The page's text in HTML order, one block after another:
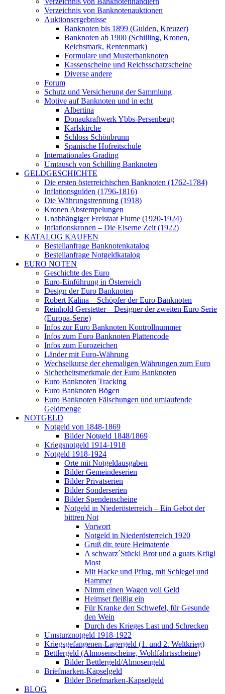
Verzeichnis von Banknotenauktionen
Auktionsergebnisse
Banknoten bis 1899 (Gulden, Kreuzer)
Banknoten ab 1900 (Schilling, Kronen,
Reichsmark, Rentenmark)
Formulare und Musterbanknoten
Kassenscheine und Reichsschatzscheine
Diverse andere
Forum
Schutz und Versicherung der Sammlung
Motive auf Banknoten und in echt
Albertina
Donaukraftwerk Ybbs-Persenbeug
Karlskirche
Schloss Schönbrunn
Spanische Hofreitschule
Internationales Grading
Umtausch von Schilling Banknoten
GELDGESCHICHTE
Die ersten österreichischen Banknoten (1762-1784)
Inflationsgulden (1796-1816)
Die Währungstrennung (1918)
Kronen Abstempelungen
Unabhängiger Freistaat Fiume (1920-1924)
Inflationskronen – Die Eiserne Zeit (1922)
KATALOG KAUFEN
Bestellanfrage Banknotenkatalog
Bestellanfrage Notgeldkatalog
EURO NOTEN
Geschichte des Euro
Euro-Einführung in Österreich
Design der Euro Banknoten
Robert Kalina – Schöpfer der Euro Banknoten
Reinhold Gerstetter – Designer der zweiten Euro Serie
(Europa-Serie)
Infos zur Euro Banknoten Kontrollnummer
Infos zum Euro Banknoten Plattencode
Infos zum Eurozeichen
Länder mit Euro-Währung
Wechselkurse der ehemaligen Währungen zum Euro
Sicherheitsmerkmale der Euro Banknoten
Euro Banknoten Tracking
Euro Banknoten Bögen
Euro Banknoten Fälschungen und umlaufende
Geldmenge
NOTGELD
Notgeld von 1848-1869
Bilder Notgeld 1848/1869
Kriegsnotgeld 1914-1918
Notgeld 1918-1924
Orte mit Notgeldausgaben
Bilder Gemeindeserien
Bilder Privatserien
Bilder Sonderserien
Bilder Spendenscheine
Notgeld in Niederösterreich – Ein Gebot der
bittren Not
Vorwort
Notgeld in Niederösterreich 1920
Gruß dir, teure Heimaterde
A schwarz´Stückl Brot und a guats Krügl
Most
Mit Hacke und Pflug, mit Schlegel und
Hammer
Nimm einen Wagen voll Geld
Heimset fleißig ein
Für Kranke den Schwefel, für Gesunde
den Wein
Durch des Krieges Last und Schrecken
Umsturznotgeld 1918-1922
Kriegsgefangenen-Lagergeld (1. und 2. Weltkrieg)
Bettlergeld (Almosenscheine, Wohlfahrtsscheine)
Bilder Bettlergeld/Almosengeld
Briefmarken-Kapselgeld
Bilder Briefmarken-Kapselgeld
BLOG